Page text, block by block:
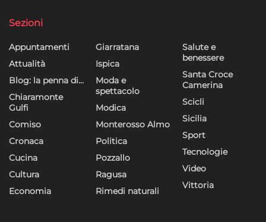
Sezioni
Appuntamenti
Attualità
Blog: la penna di…
Chiaramonte
Gulfi
Comiso
Cronaca
Cucina
Cultura
Economia
Giarratana
Ispica
Moda e
spettacolo
Modica
Monterosso Almo
Politica
Pozzallo
Ragusa
Rimedi naturali
Salute e
benessere
Santa Croce
Camerina
Scicli
Sicilia
Sport
Tecnologie
Video
Vittoria